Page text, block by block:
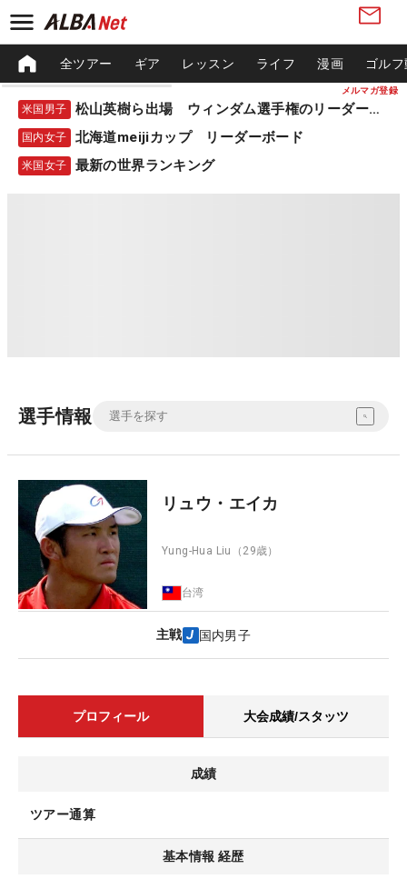
メルマガ登録
全ツアー ギア レッスン ライフ 漫画 ゴル
米国男子 松山英樹ら出場 ウィンダム選手権のリーダーボード
国内女子 北海道meijiカップ リーダーボード
米国女子 最新の世界ランキング
選手情報
リュウ・エイカ
Yung-Hua Liu （29歳）
台湾
主戦 国内男子
プロフィール 大会成績/スタッツ
成績
ツアー通算
基本情報 経歴